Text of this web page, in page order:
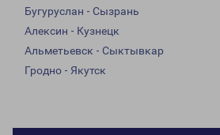
Бугуруслан - Сызрань
Алексин - Кузнецк
Альметьевск - Сыктывкар
Гродно - Якутск